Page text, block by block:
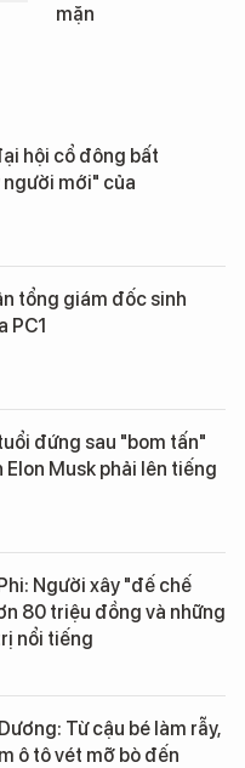
hội cổ đông bất
mới" của
tổng giám đốc sinh
PC1
đứng sau "bom tấn"
Elon Musk phải lên tiếng
Người xây "đế chế
80 triệu đồng và những
nổi tiếng
Từ cậu bé làm rẫy,
ô tô vét mỡ bò đến